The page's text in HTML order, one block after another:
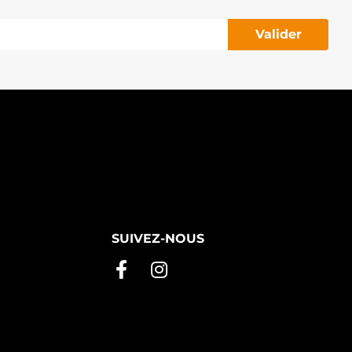
Valider
SUIVEZ-NOUS